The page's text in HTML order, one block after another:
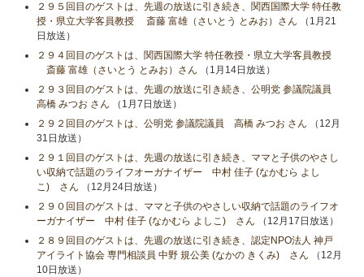
２９５回目のゲストは、先週の放送に引き続き、関西国際大学 特任教
授・県立大学客員教授 斎藤 富雄（さいとう とみお）さん （1月21
日放送）
２９４回目のゲストは、関西国際大学 特任教授・県立大学客員教授
斎藤 富雄（さいとう とみお）さん （1月14日放送）
２９３回目のゲストは、先週の放送に引き続き、公明党 参議院議員
高橋 みつお さん （1月7日放送）
２９２回目のゲストは、公明党 参議院議員 高橋 みつお さん （12月
31日放送）
２９１回目のゲストは、先週の放送に引き続き、ママと子供のやさし
い収納で話題のライフオーガナイザー 中村 佳子 (なかむら よし
こ) さん （12月24日放送）
２９０回目のゲストは、ママと子供のやさしい収納で話題のライフオ
ーガナイザー 中村 佳子 (なかむら よしこ) さん （12月17日放送）
２８９回目のゲストは、先週の放送に引き続き、認定NPO法人 神戸
アイライト協会 専門相談員 中野 規公美 (なかの きくみ) さん （12月
10日放送）